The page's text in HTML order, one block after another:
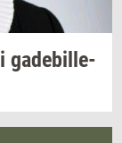
i ga­de­bil­le­